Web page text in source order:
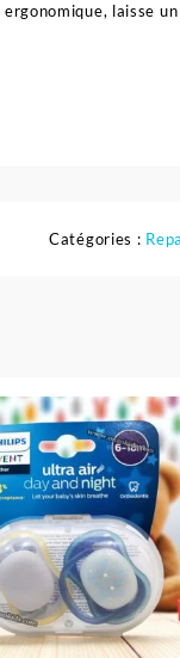
laisse
Catégories :